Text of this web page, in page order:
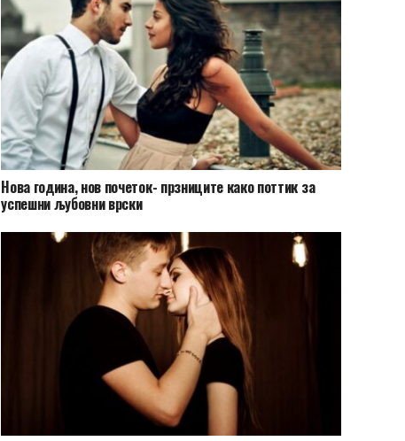
Нова година, нов почеток- прзниците како поттик за
успешни љубовни врски